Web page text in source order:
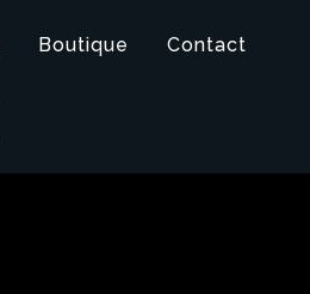
Boutique Contact